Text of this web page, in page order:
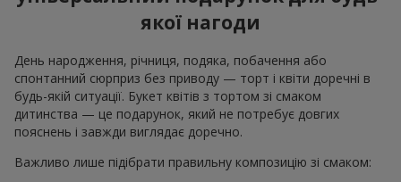
якої нагоди
День народження, річниця, подяка, побачення або
спонтанний сюрприз без приводу — торт і квіти доречні в
будь-якій ситуації. Букет квітів з тортом зі смаком
дитинства — це подарунок, який не потребує довгих
пояснень і завжди виглядає доречно.
Важливо лише підібрати правильну композицію зі смаком: